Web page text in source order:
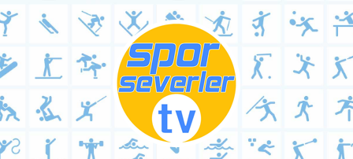
Skip
to